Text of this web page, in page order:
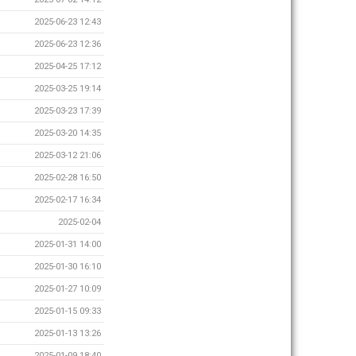
2025-06-23 12:43
2025-06-23 12:36
2025-04-25 17:12
2025-03-25 19:14
2025-03-23 17:39
2025-03-20 14:35
2025-03-12 21:06
2025-02-28 16:50
2025-02-17 16:34
2025-02-04
2025-01-31 14:00
2025-01-30 16:10
2025-01-27 10:09
2025-01-15 09:33
2025-01-13 13:26